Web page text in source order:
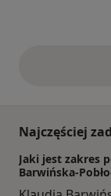
Najczęściej
Jaki jest zakres
Barwińska-